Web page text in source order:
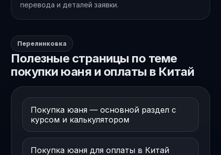
перевода и деталей заявки.
Перелинковка
Полезные страницы по теме
покупки юаня и оплаты в Китай
Покупка юаня — основной раздел с
курсом и калькулятором
Покупка юаня для оплаты в Китай